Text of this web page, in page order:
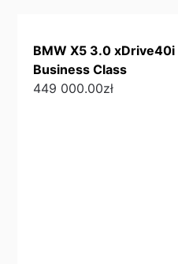
BMW X5 3.0
Business Class
449 000.00zł